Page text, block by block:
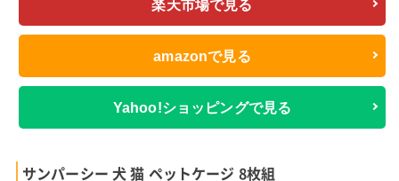
楽天市場で見る
amazonで見る
Yahoo!ショッピングで見る
サンパーシー 犬 猫 ペットケージ 8枚組